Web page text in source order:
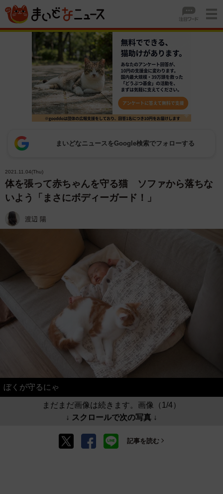
まいどなニュースをGoogle検索でフォローする
2021.11.04(Thu)
体を張って赤ちゃんを守る猫 ソファから落ちな
いよう「まさにボディーガード！」
渡辺 陽
ぼくが守るにゃ
まだまだ画像は続きます。画像（1/4）
↓ スクロールで次の写真 ↓
記事を読む